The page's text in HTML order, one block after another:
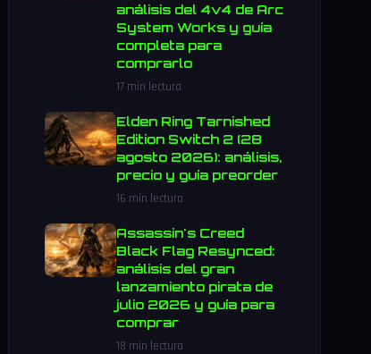
análisis del 4v4 de Arc
System Works y guía
completa para
comprarlo
17 min lectura
Elden Ring Tarnished
Edition Switch 2 (28
agosto 2026): análisis,
precio y guía preorder
16 min lectura
Assassin's Creed
Black Flag Resynced:
análisis del gran
lanzamiento pirata de
julio 2026 y guía para
comprar
18 min lectura